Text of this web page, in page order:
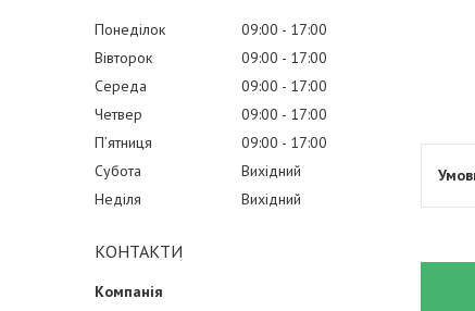
Понеділок 09:00
17:00
Вівторок
09:00
17:00
Середа
09:00
17:00
Четвер
09:00
17:00
Пʼятниця
09:00
17:00
Субота
Вихідний
Неділя
Вихідний
КОНТАКТИ